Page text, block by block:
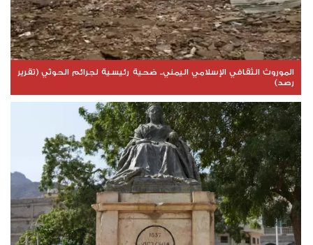
الموروث الثقافي الإسلامي اليمني.. ضحية رئيسية لجرائم الحوثي (تقرير
رصد)